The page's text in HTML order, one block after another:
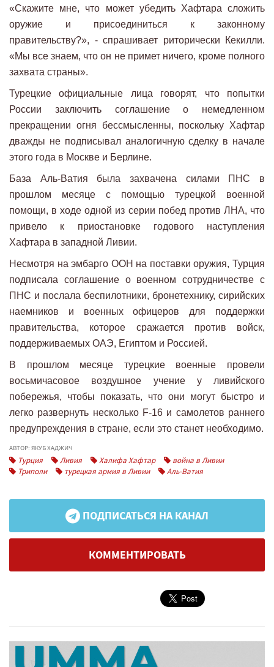
«Скажите мне, что может убедить Хафтара сложить
оружие и присоединиться к законному
правительству?», - спрашивает риторически Кекилли.
«Мы все знаем, что он не примет ничего, кроме полного
захвата страны».
Турецкие официальные лица говорят, что попытки
России заключить соглашение о немедленном
прекращении огня бессмысленны, поскольку Хафтар
дважды не подписывал аналогичную сделку в начале
этого года в Москве и Берлине.
База Аль-Ватия была захвачена силами ПНС в
прошлом месяце с помощью турецкой военной
помощи, в ходе одной из серии побед против ЛНА, что
привело к приостановке годового наступления
Хафтара в западной Ливии.
Несмотря на эмбарго ООН на поставки оружия, Турция
подписала соглашение о военном сотрудничестве с
ПНС и послала беспилотники, бронетехнику, сирийских
наемников и военных офицеров для поддержки
правительства, которое сражается против войск,
поддерживаемых ОАЭ, Египтом и Россией.
В прошлом месяце турецкие военные провели
восьмичасовое воздушное учение у ливийского
побережья, чтобы показать, что они могут быстро и
легко развернуть несколько F-16 и самолетов раннего
предупреждения в стране, если это станет необходимо.
АВТОР: ЯКУБ ХАДЖИЧ
Турция Ливия Халифа Хафтар
война в Ливии
Триполи
турецкая армия в Ливии Аль-Ватия
ПОДПИСАТЬСЯ НА КАНАЛ
КОММЕНТИРОВАТЬ